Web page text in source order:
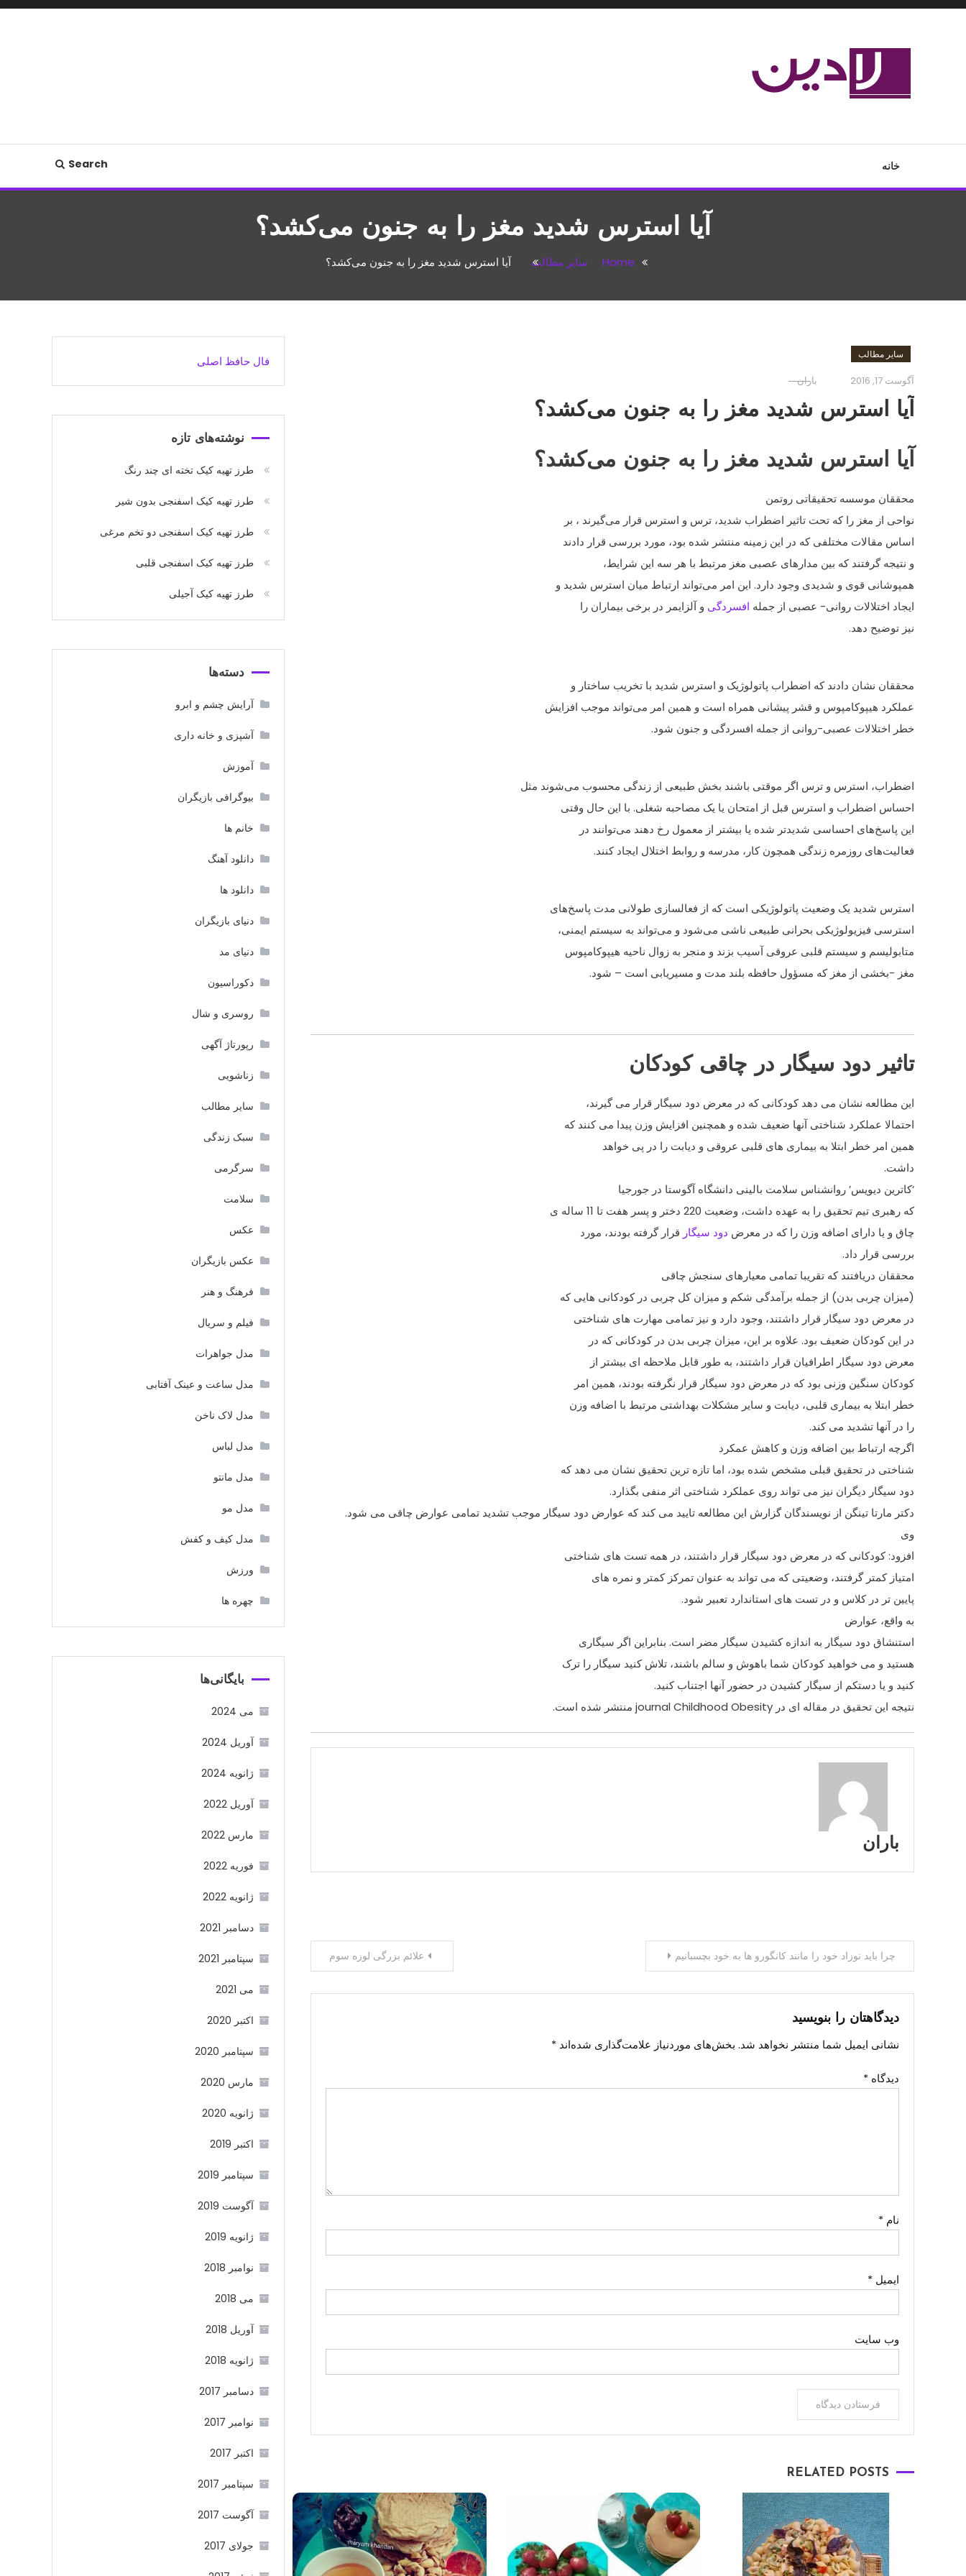
Skip
خانه Search
آیا استرس شدید مغز را به جنون می‌کشد؟
Home سایر مطالب آیا استرس شدید مغز را به جنون می‌کشد؟
سایر مطالب
آگوست 17, 2016 باران
آیا استرس شدید مغز را به جنون می‌کشد؟
آیا استرس شدید مغز را به جنون می‌کشد؟
محققان موسسه تحقیقاتی روتمن
نواحی از مغز را که تحت تاثیر اضطراب شدید، ترس و استرس قرار می‌گیرند ، بر
اساس مقالات مختلفی که در این زمینه منتشر شده بود، مورد بررسی قرار دادند
و نتیجه گرفتند که بین مدارهای عصبی مغز مرتبط با هر سه این شرایط،
همپوشانی قوی و شدیدی وجود دارد. این امر می‌تواند ارتباط میان استرس شدید و
ایجاد اختلالات روانی- عصبی از جمله افسردگی و آلزایمر در برخی بیماران را
نیز توضیح دهد.
محققان نشان دادند که اضطراب پاتولوژیک و استرس شدید با تخریب ساختار و
عملکرد هیپوکامپوس و قشر پیشانی همراه است و همین امر می‌تواند موجب افزایش
خطر اختلالات عصبی-روانی از جمله افسردگی و جنون شود.
اضطراب، استرس و ترس اگر موقتی باشند بخش طبیعی از زندگی محسوب می‌شوند مثل
احساس اضطراب و استرس قبل از امتحان یا یک مصاحبه شغلی. با این حال وقتی
این پاسخ‌های احساسی شدیدتر شده یا بیشتر از معمول رخ دهند می‌توانند در
فعالیت‌های روزمره زندگی همچون کار، مدرسه و روابط اختلال ایجاد کنند.
استرس شدید یک وضعیت پاتولوژیکی است که از فعالسازی طولانی مدت پاسخ‌های
استرسی فیزیولوژیکی بحرانی طبیعی ناشی می‌شود و می‌تواند به سیستم ایمنی،
متابولیسم و سیستم قلبی عروقی آسیب بزند و منجر به زوال ناحیه هیپوکامپوس
مغز -بخشی از مغز که مسؤول حافظه بلند مدت و مسیریابی است – شود.
تاثیر دود سیگار در چاقی کودکان
این مطالعه نشان می دهد کودکانی که در معرض دود سیگار قرار می گیرند،
احتمالا عملکرد شناختی آنها ضعیف شده و همچنین افزایش وزن پیدا می کنند که
همین امر خطر ابتلا به بیماری های قلبی عروقی و دیابت را در پی خواهد
داشت.
‘کاترین دیویس’ روانشناس سلامت بالینی دانشگاه آگوستا در جورجیا
که رهبری تیم تحقیق را به عهده داشت، وضعیت 220 دختر و پسر هفت تا 11 ساله ی
چاق و یا دارای اضافه وزن را که در معرض دود سیگار قرار گرفته بودند، مورد
بررسی قرار داد.
محققان دریافتند که تقریبا تمامی معیارهای سنجش چاقی
(میزان چربی بدن) از جمله برآمدگی شکم و میزان کل چربی در کودکانی هایی که
در معرض دود سیگار قرار داشتند، وجود دارد و نیز تمامی مهارت های شناختی
در این کودکان ضعیف بود. علاوه بر این، میزان چربی بدن در کودکانی که در
معرض دود سیگار اطرافیان قرار داشتند، به طور قابل ملاحظه ای بیشتر از
کودکان سنگین وزنی بود که در معرض دود سیگار قرار نگرفته بودند، همین امر
خطر ابتلا به بیماری قلبی، دیابت و سایر مشکلات بهداشتی مرتبط با اضافه وزن
را در آنها تشدید می کند.
اگرچه ارتباط بین اضافه وزن و کاهش عمکرد
شناختی در تحقیق قبلی مشخص شده بود، اما تازه ترین تحقیق نشان می دهد که
دود سیگار دیگران نیز می تواند روی عملکرد شناختی اثر منفی بگذارد.
دکتر مارتا تینگن از نویسندگان گزارش این مطالعه تایید می کند که عوارض دود سیگار موجب تشدید تمامی عوارض چاقی می شود.
وی
افزود: کودکانی که در معرض دود سیگار قرار داشتند، در همه تست های شناختی
امتیاز کمتر گرفتند، وضعیتی که می تواند به عنوان تمرکز کمتر و نمره های
پایین تر در کلاس و در تست های استاندارد تعبیر شود.
به واقع، عوارض
استنشاق دود سیگار به اندازه کشیدن سیگار مضر است. بنابراین اگر سیگاری
هستید و می خواهید کودکان شما باهوش و سالم باشند، تلاش کنید سیگار را ترک
کنید و یا دستکم از سیگار کشیدن در حضور آنها اجتناب کنید.
نتیجه این تحقیق در مقاله ای در journal Childhood Obesity منتشر شده است.
باران
راهبری
نوشته
علائم بزرگی لوزه سوم چرا باید نوزاد خود را مانند کانگورو ها به خود بچسبانیم
دیدگاهتان را بنویسید
نشانی ایمیل شما منتشر نخواهد شد. بخش‌های موردنیاز علامت‌گذاری شده‌اند *
دیدگاه *
نام *
ایمیل *
وب‌ سایت
RELATED POSTS
فال حافظ اصلی
نوشته‌های تازه
طرز تهیه کیک تخته ای چند رنگ
طرز تهیه کیک اسفنجی بدون شیر
طرز تهیه کیک اسفنجی دو تخم مرغی
طرز تهیه کیک اسفنجی قلبی
طرز تهیه کیک آجیلی
دسته‌ها
آرایش چشم و ابرو
آشپزی و خانه داری
آموزش
بیوگرافی بازیگران
خانم ها
دانلود آهنگ
دانلود ها
دنیای بازیگران
دنیای مد
دکوراسیون
روسری و شال
رپورتاژ آگهی
زناشویی
سایر مطالب
سبک زندگی
سرگرمی
سلامت
عکس
عکس بازیگران
فرهنگ و هنر
فیلم و سریال
مدل جواهرات
مدل ساعت و عینک آفتابی
مدل لاک ناخن
مدل لباس
مدل مانتو
مدل مو
مدل کیف و کفش
ورزش
چهره ها
بایگانی‌ها
می 2024
آوریل 2024
ژانویه 2024
آوریل 2022
مارس 2022
فوریه 2022
ژانویه 2022
دسامبر 2021
سپتامبر 2021
می 2021
اکتبر 2020
سپتامبر 2020
مارس 2020
ژانویه 2020
اکتبر 2019
سپتامبر 2019
آگوست 2019
ژانویه 2019
نوامبر 2018
می 2018
آوریل 2018
ژانویه 2018
دسامبر 2017
نوامبر 2017
اکتبر 2017
سپتامبر 2017
آگوست 2017
جولای 2017